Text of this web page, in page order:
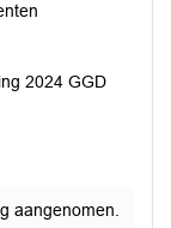
2024 GGD
aangenomen.